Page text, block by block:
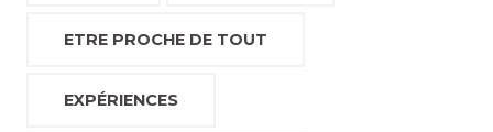
ETRE PROCHE DE TOUT
EXPÉRIENCES